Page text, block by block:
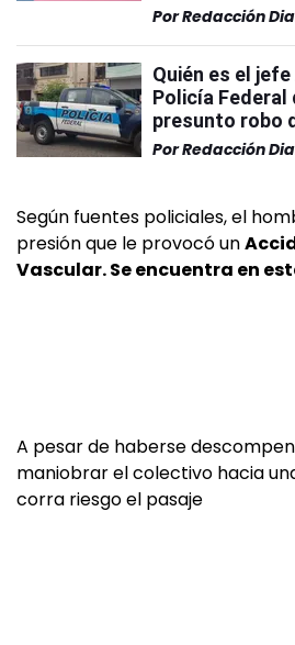
PorRedacción
Quién es el
Policía Federal
presunto robo
PorRedacción
Según fuentes policiales, el
presión que le provocó un
Vascular. Se encuentra en
A pesar de haberse
maniobrar el colectivo hacia
corra riesgo el pasaje